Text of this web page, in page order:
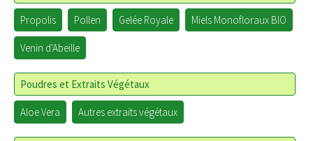
Propolis Pollen Gelée Royale Miels Monofloraux BIO
Venin d'Abeille
Poudres et Extraits Végétaux
Aloe Vera Autres extraits végétaux